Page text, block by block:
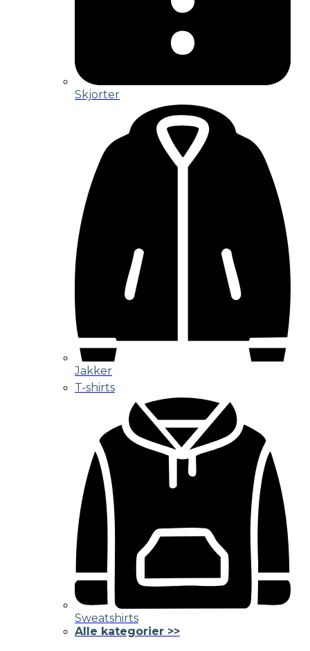
Skjorter
Jakker
T-shirts
Sweatshirts
Alle kategorier >>